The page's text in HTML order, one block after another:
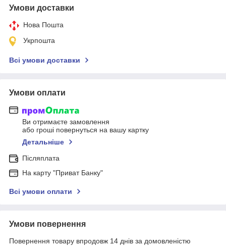
Умови доставки
Нова Пошта
Укрпошта
Всі умови доставки
Умови оплати
Ви отримаєте замовлення
або гроші повернуться на вашу картку
Детальніше
Післяплата
На карту "Приват Банку"
Всі умови оплати
Умови повернення
Повернення товару впродовж 14 днів за домовленістю